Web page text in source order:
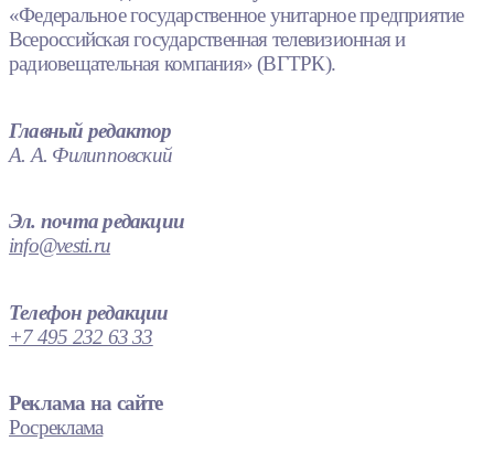
«Федеральное государственное унитарное предприятие
Всероссийская государственная телевизионная и
радиовещательная компания» (ВГТРК).
Главный редактор
А. А. Филипповский
Эл. почта редакции
info@vesti.ru
Телефон редакции
+7 495 232 63 33
Реклама на сайте
Росреклама